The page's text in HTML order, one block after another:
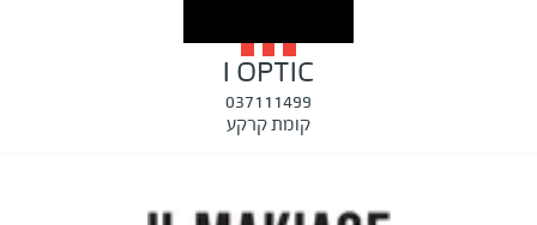
I OPTIC
037111499
קומת קרקע